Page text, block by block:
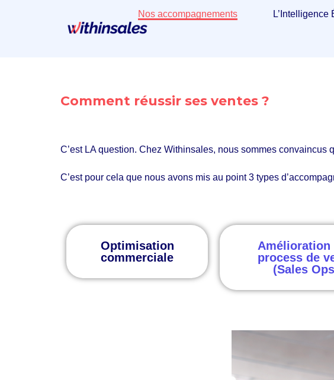
Nos accompagnements
Comment réussir ses ventes ?
C’est LAquestion. Chez Withinsales, nous sommes convaincus
C’est pour cela que nous avons mis au point 3 types
Optimisation
commerciale
Amélioration
process de
(Sales